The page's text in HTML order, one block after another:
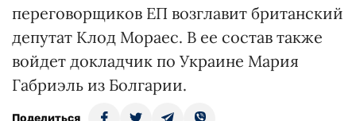
переговорщиков ЕП возглавит британский
депутат Клод Мораес. В ее состав также
войдет докладчик по Украине Мария
Габриэль из Болгарии.
Поделиться